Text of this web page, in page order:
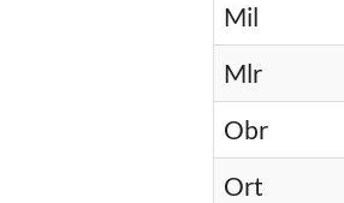
Mil
Mlr
Obr
Ort